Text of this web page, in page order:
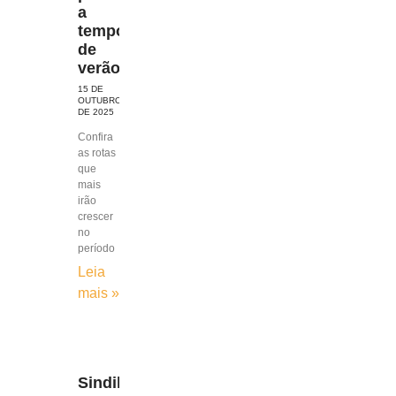
a
temporada
de
verão
15 DE
OUTUBRO
DE 2025
Confira
as rotas
que
mais
irão
crescer
no
período
Leia
mais »
Sindilojas